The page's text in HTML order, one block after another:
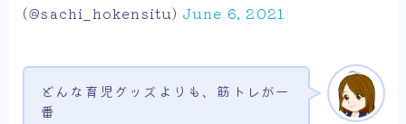
(@sachi_hokensitu) June 6, 2021
どんな育児グッズよりも、筋トレが一
番